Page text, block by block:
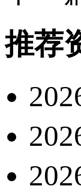
推荐